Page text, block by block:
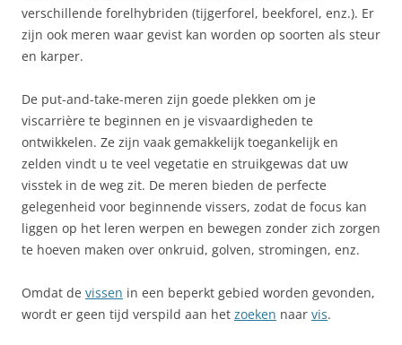
verschillende forelhybriden (tijgerforel, beekforel, enz.). Er
zijn ook meren waar gevist kan worden op soorten als steur
en karper.
De put-and-take-meren zijn goede plekken om je
viscarrière te beginnen en je visvaardigheden te
ontwikkelen. Ze zijn vaak gemakkelijk toegankelijk en
zelden vindt u te veel vegetatie en struikgewas dat uw
visstek in de weg zit. De meren bieden de perfecte
gelegenheid voor beginnende vissers, zodat de focus kan
liggen op het leren werpen en bewegen zonder zich zorgen
te hoeven maken over onkruid, golven, stromingen, enz.
Omdat de vissen in een beperkt gebied worden gevonden,
wordt er geen tijd verspild aan het zoeken naar vis.